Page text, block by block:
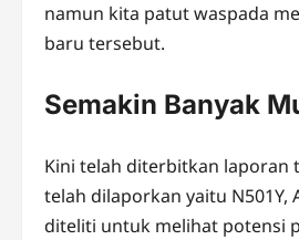
namun kita patut waspada
baru tersebut.
Semakin Banyak
Kini telah diterbitkan laporan
telah dilaporkan yaitu N501Y,
diteliti untuk melihat potensi